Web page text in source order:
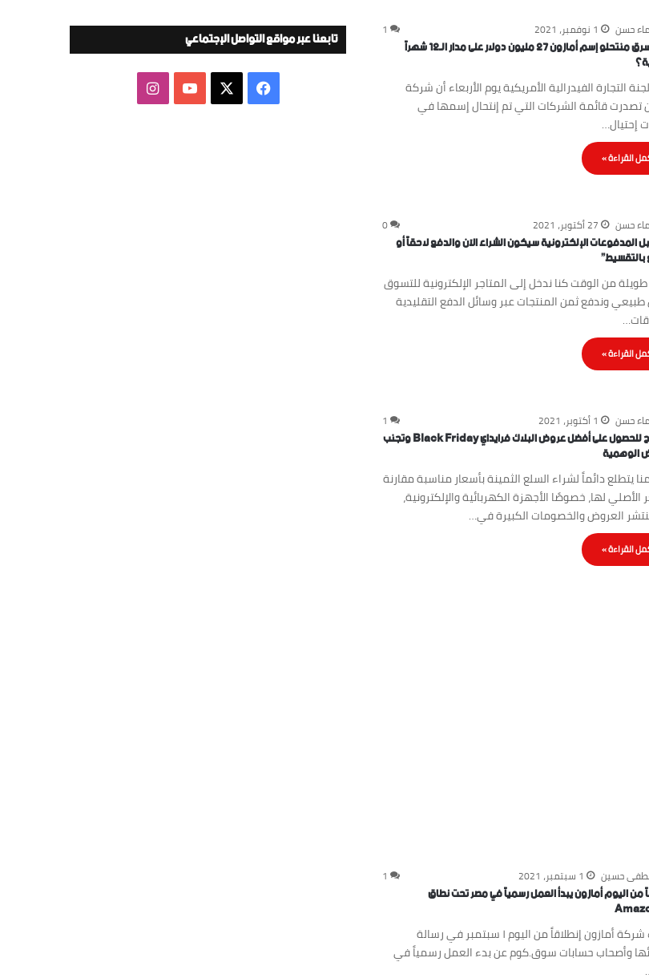
حسن 1 نوفمبر، 2021 1
كيف سرق منتحلو إسم أمازون 27 مليون دولار على مدار الـ12 شهراً
التجارة الفيدرالية الأمريكية يوم الأربعاء أن شركة
تصدرت قائمة الشركات التي تم إنتحال إسمها في
إحتيال…
القراءة »
حسن 27 أكتوبر، 2021 0
المدفوعات الإلكترونية سيكون الشراء الآن والدفع لاحقاً أو
بالتقسيط”
من الوقت كنا ندخل إلى المتاجر الإلكترونية للتسوق
وندفع ثمن المنتجات عبر وسائل الدفع التقليدية
القراءة »
حسن 1 أكتوبر، 2021 1
6 نصائح للحصول على أفضل عروض البلاك فرايداي Black Friday وتجنب
الوهمية
يتطلع دائماً لشراء السلع الثمينة بأسعار مناسبة مقارنة
الأصلي لها، خصوصًا الأجهزة الكهربائية والإلكترونية،
العروض والخصومات الكبيرة في…
القراءة »
حسين 1 سبتمبر، 2021 1
من اليوم أمازون يبدأ العمل رسمياً في مصر تحت نطاق
أعلنت شركة أمازون إنطلاقاً من اليوم ١ سبتمبر في رسالة
وأصحاب حسابات سوق.كوم عن بدء العمل رسمياً في
تابعنا عبر مواقع التواصل الإجتماعي
فيسبوك ‫YouTubeانستقرام